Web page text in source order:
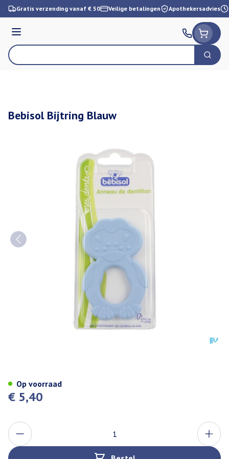
Ga naar de inhoud
Gratis verzending vanaf € 50 Veilige betalingen Apothekersadvies
Menu
Product, merk, categorie... Zoek
Bebisol Bijtring Blauw
€ 5,40
Aantal
Op voorraad